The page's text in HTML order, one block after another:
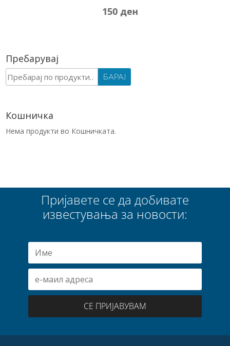
150ден
Пребарувај
Барај
за:
БАРАЈ
Кошничка
Нема продукти во Кошничката.
Пријавете се да добивате
известувања за новости:
СЕ ПРИЈАВУВАМ